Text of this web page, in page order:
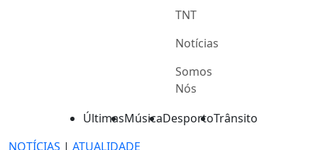
TNT
Notícias
Somos
Nós
ÚltimasMúsicaDesportoTrânsito
NOTÍCIAS | ATUALIDADE